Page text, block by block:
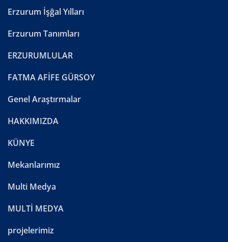
Erzurum İşğal Yılları
Erzurum Tanımları
ERZURUMLULAR
FATMA AFİFE GÜRSOY
Genel Araştırmalar
HAKKIMIZDA
KÜNYE
Mekanlarımız
Multi Medya
MULTİ MEDYA
projelerimiz